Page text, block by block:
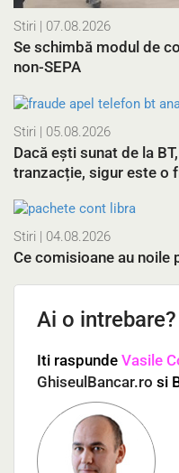
Stiri | 07.08.2026
Se schimbă modul de
non-SEPA
Stiri | 05.08.2026
Dacă ești sunat de la
tranzacție, sigur este o
Stiri | 04.08.2026
Ce comisioane au noile
Ai o intrebare?
Iti raspunde Vasile
GhiseulBancar.ro si